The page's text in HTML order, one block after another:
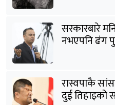
सरकारबारे
नभएपनि ढंग
रास्वपाकै
दुई तिहाइको